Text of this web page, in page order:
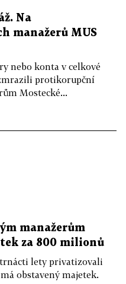
Na
manažerů MUS
nebo konta v celkové
protikorupční
Mostecké...
manažerům
za 800 milionů
lety privatizovali
obstavený majetek.